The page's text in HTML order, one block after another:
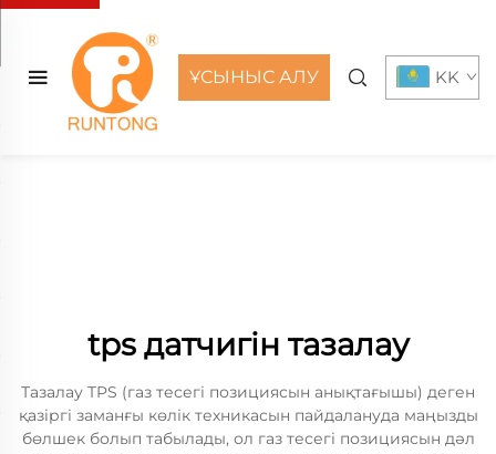
ҰСЫНЫС АЛУ KK
tps датчигін тазалау
Тазалау TPS (газ тесегі позициясын анықтағышы) деген
қазіргі заманғы көлік техникасын пайдалануда маңызды
бөлшек болып табылады, ол газ тесегі позициясын дәл